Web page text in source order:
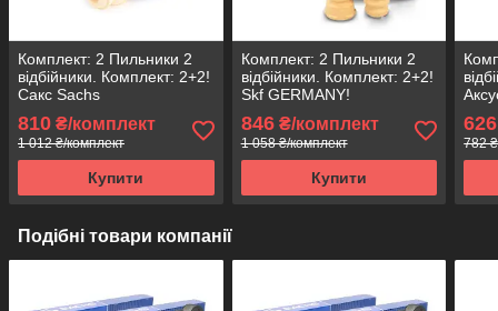
Комплект: 2 Пильники 2
відбійники. Комплект: 2+2!
Сакс Sachs
810 ₴/комплект
1 012 ₴/комплект
Купити
Комплект: 2 Пильники 2
відбійники. Комплект: 2+2!
Skf GERMANY!
846₴/комплект
1 058 ₴/комплект
Купити
626
782
Подібні товари компанії